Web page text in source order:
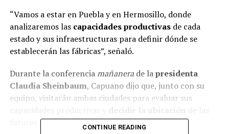
“Vamos a estar en Puebla y en Hermosillo, donde
analizaremos lascapacidades productivasde cada
estado y sus infraestructuras para definir dónde se
establecerán las fábricas”, señaló.
Durante la conferenciamañanerade lapresidenta
Claudia Sheinbaum, Capuano dijo que, junto con su
equipo, visitarán ambas ciudades para evaluar sus
futuras plantas.
CONTINUE READING